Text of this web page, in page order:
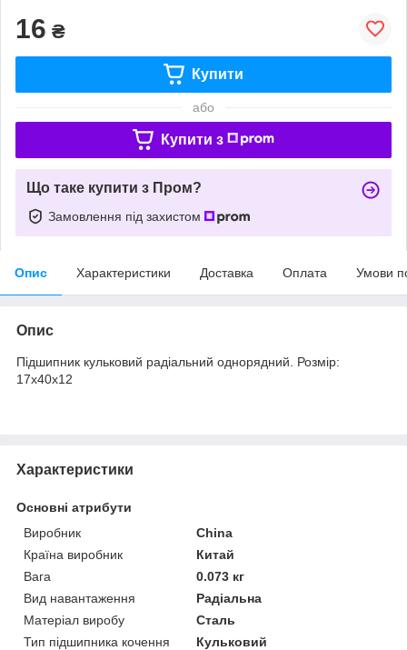
16 ₴
Купити
або
Купити з
Що таке купити з Пром?
Замовлення під захистом
Опис Характеристики Доставка Оплата Умови
Опис
Підшипник кульковий радіальний однорядний. Розмір:
17х40х12
Характеристики
Основні атрибути
Виробник
China
Країна виробник
Китай
Вага
0.073 кг
Вид навантаження
Радіальна
Матеріал виробу
Сталь
Тип підшипника кочення
Кульковий